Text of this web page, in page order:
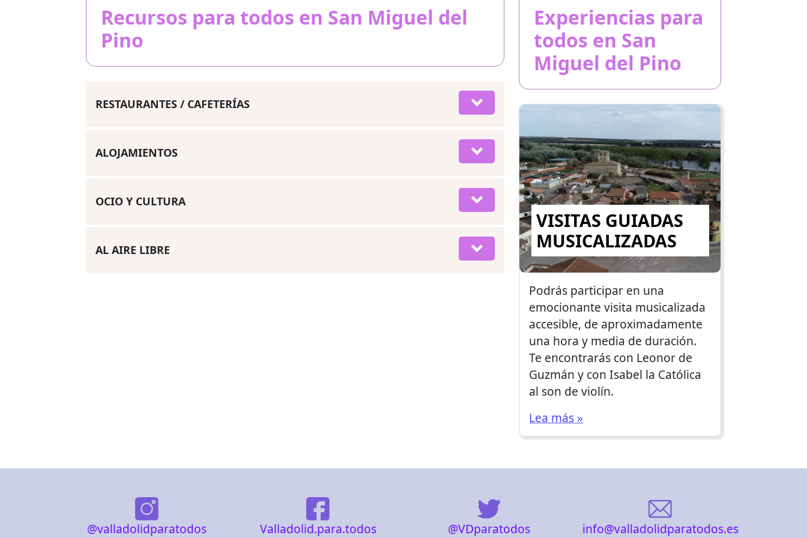
Recursos para todos en San Miguel del
Pino
RESTAURANTES / CAFETERÍAS
ALOJAMIENTOS
OCIO Y CULTURA
AL AIRE LIBRE
Experiencias para
todos en San
Miguel del Pino
VISITAS GUIADAS
MUSICALIZADAS
Podrás participar en una
emocionante visita musicalizada
accesible, de aproximadamente
una hora y media de duración.
Te encontrarás con Leonor de
Guzmán y con Isabel la Católica
al son de violín.
Lea más »
@valladolidparatodos Valladolid.para.todos @VDparatodos info@valladolidparatodos.es